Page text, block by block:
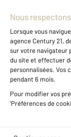
À propos
International
Nous contacter